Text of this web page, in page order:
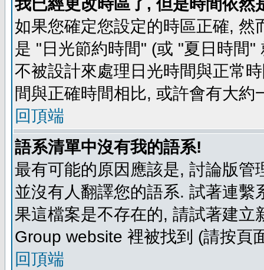
如果您確定您設定的時區正確,
是 "日光節約時間" (或 "夏日時間
不被設計來處理日光時間與正常
間與正確時間相比, 或許會有大約
回頂端
語系清單中沒有我的語系!
最有可能的原因應該是, 討論版
並沒有人翻譯您的語系. 試著連
果這檔案是不存在的, 請試著建
Group website 裡被找到 (請按頁
回頂端